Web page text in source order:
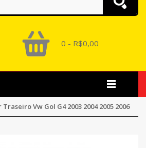
0 - R$0,00
Vw Gol G4 2003 2004 2005 2006